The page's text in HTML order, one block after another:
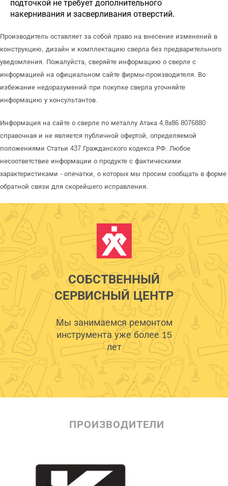
подточкой не требует дополнительного
накернивания и засверливания отверстий.
Производитель оставляет за собой право на внесение изменений в
конструкцию, дизайн и комплектацию сверла без предварительного
уведомления. Пожалуйста, сверяйте информацию о сверле с
информацией на официальном сайте фирмы-производителя. Во
избежание недоразумений при покупке сверла уточняйте
информацию у консультантов.
Информация на сайте о сверле по металлу Атака 4,8х86 8076880
справочная и не является публичной офертой, определяемой
положениями Статьи 437 Гражданского кодекса РФ. Любое
несоответствие информации о продукте с фактическими
характеристиками - опечатки, о которых мы просим сообщать в форме
обратной связи для скорейшего исправления.
СОБСТВЕННЫЙ
СЕРВИСНЫЙ ЦЕНТР
Мы занимаемся ремонтом
инструмента уже более 15
лет
ПРОИЗВОДИТЕЛИ